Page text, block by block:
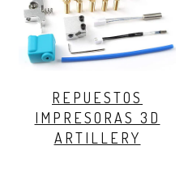
REPUESTOS
IMPRESORAS 3D
ARTILLERY